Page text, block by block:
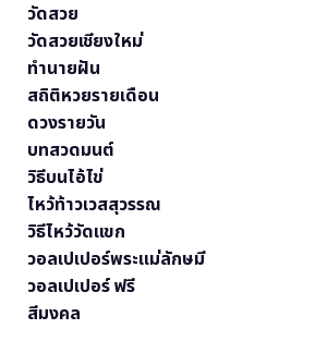
วัดสวย
วัดสวยเชียงใหม่
ทำนายฝัน
สถิติหวยรายเดือน
ดวงรายวัน
บทสวดมนต์
วิธีบนไอ้ไข่
ไหว้ท้าวเวสสุวรรณ
วิธีไหว้วัดแขก
วอลเปเปอร์พระแม่ลักษมี
วอลเปเปอร์ ฟรี
สีมงคล